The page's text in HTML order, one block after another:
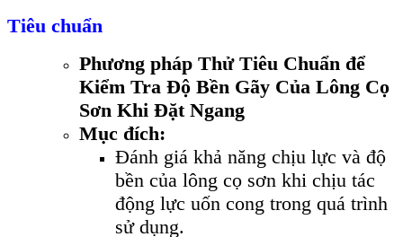
Tiêu chuẩn
Phương pháp Thử Tiêu Chuẩn để
Kiểm Tra Độ Bền Gãy Của Lông Cọ
Sơn Khi Đặt Ngang
Mục đích:
Đánh giá khả năng chịu lực và độ
bền của lông cọ sơn khi chịu tác
động lực uốn cong trong quá trình
sử dụng.